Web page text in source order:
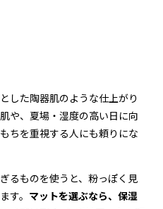
した陶器肌のような仕上がり
や、夏場・湿度の高い日に向
ちを重視する人にも頼りにな
るものを使うと、粉っぽく見
す。 マットを選ぶなら、保湿